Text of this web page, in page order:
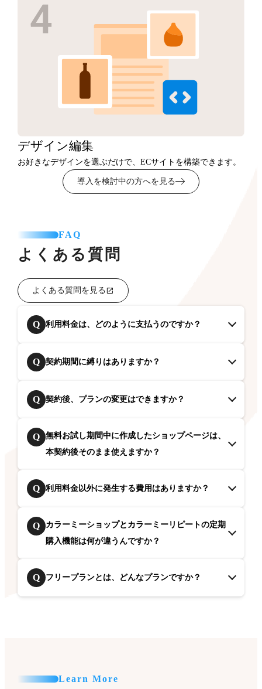
デザイン編集
お好きなデザインを選ぶだけで、ECサイトを構築できます。
導入を検討中の方へを見る
FAQ
よくある質問
よくある質問を見る
Q 利用料金は、どのように支払うのですか？
Q 契約期間に縛りはありますか？
Q 契約後、プランの変更はできますか？
Q
無料お試し期間中に作成したショップページは、
本契約後そのまま使えますか？
Q 利用料金以外に発生する費用はありますか？
Q
カラーミーショップとカラーミーリピートの定期
購入機能は何が違うんですか？
Q フリープランとは、どんなプランですか？
Learn More